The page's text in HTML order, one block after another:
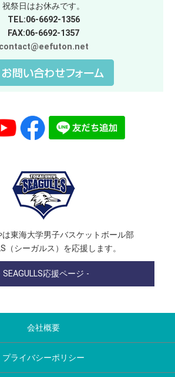
祝祭日はお休みです。
TEL:06-6692-1356
FAX:06-6692-1357
contact@eefuton.net
は東海大学男子バスケットボール部
（シーガルス）を応援します。
SEAGULLS応援ページ -
会社概要
プライバシーポリシー